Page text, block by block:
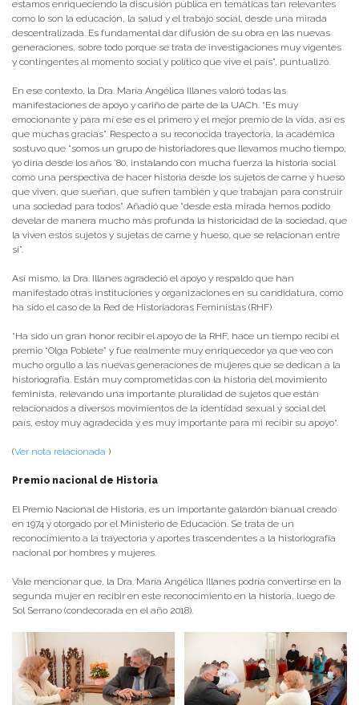
estamos enriqueciendo la discusión pública en temáticas tan relevantes
como lo son la educación, la salud y el trabajo social, desde una mirada
descentralizada. Es fundamental dar difusión de su obra en las nuevas
generaciones, sobre todo porque se trata de investigaciones muy vigentes
y contingentes al momento social y político que vive el país”, puntualizó.
En ese contexto, la Dra. María Angélica Illanes valoró todas las
manifestaciones de apoyo y cariño de parte de la UACh. “Es muy
emocionante y para mí ese es el primero y el mejor premio de la vida, así es
que muchas gracias”. Respecto a su reconocida trayectoria, la académica
sostuvo que “somos un grupo de historiadores que llevamos mucho tiempo,
yo diría desde los años ’80, instalando con mucha fuerza la historia social
como una perspectiva de hacer historia desde los sujetos de carne y hueso
que viven, que sueñan, que sufren también y que trabajan para construir
una sociedad para todos”. Añadió que “desde esta mirada hemos podido
develar de manera mucho más profunda la historicidad de la sociedad, que
la viven estos sujetos y sujetas de carne y hueso, que se relacionan entre
sí”.
Así mismo, la Dra. Illanes agradeció el apoyo y respaldo que han
manifestado otras instituciones y organizaciones en su candidatura, como
ha sido el caso de la Red de Historiadoras Feministas (RHF).
“Ha sido un gran honor recibir el apoyo de la RHF, hace un tiempo recibí el
premio “Olga Poblete” y fue realmente muy enriquecedor ya que veo con
mucho orgullo a las nuevas generaciones de mujeres que se dedican a la
historiografía. Están muy comprometidas con la historia del movimiento
feminista, relevando una importante pluralidad de sujetos que están
relacionados a diversos movimientos de la identidad sexual y social del
país, estoy muy agradecida y es muy importante para mi recibir su apoyo“.
(Ver nota relacionada )
Premio nacional de Historia
El Premio Nacional de Historia, es un importante galardón bianual creado
en 1974 y otorgado por el Ministerio de Educación. Se trata de un
reconocimiento a la trayectoria y aportes trascendentes a la historiografía
nacional por hombres y mujeres.
Vale mencionar que, la Dra. María Angélica Illanes podría convertirse en la
segunda mujer en recibir en este reconocimiento en la historia, luego de
Sol Serrano (condecorada en el año 2018).